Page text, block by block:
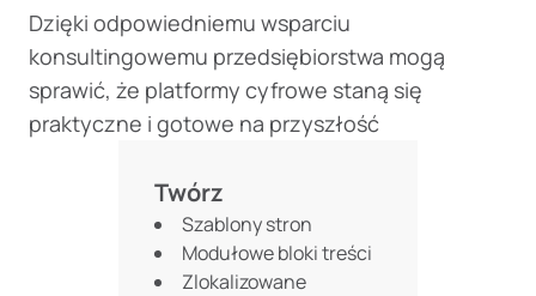
Dzięki odpowiedniemu wsparciu
konsultingowemu przedsiębiorstwa mogą
sprawić, że platformy cyfrowe staną się
praktyczne i gotowe na przyszłość
Twórz
Szablony stron
Modułowe bloki treści
Zlokalizowane